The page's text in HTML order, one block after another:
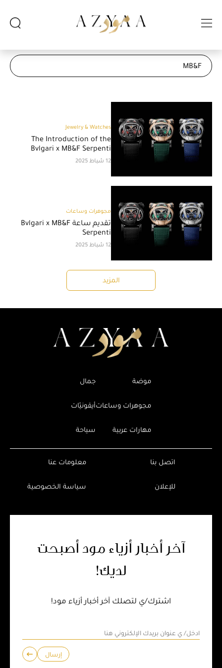
Jewelry & Watches
The Introduction of the
Bvlgari x MB&F Serpenti
12 شباط 2025
مجوهرات وساعات
تقديم ساعة Bvlgari x MB&F
Serpenti
12 شباط 2025
المزيد
موضة
مجوهرات وساعات
مهارات عربية
جمال
أيقونيّات
سياحة
اتصل بنا
للإعلان
معلومات عنا
سياسة الخصوصية
آخر أخبار أزياء مود أصبحت
لديك!
اشترك/ي لتصلك آخر أخبار أزياء مود!
إرسال